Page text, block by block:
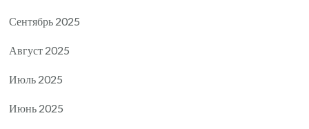
Сентябрь 2025
Август 2025
Июль 2025
Июнь 2025